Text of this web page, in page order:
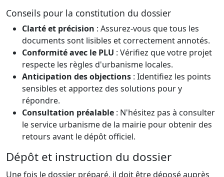
Conseils pour la constitution du dossier
Clarté et précision : Assurez-vous que tous les
documents sont lisibles et correctement annotés.
Conformité avec le PLU : Vérifiez que votre projet
respecte les règles d'urbanisme locales.
Anticipation des objections : Identifiez les points
sensibles et apportez des solutions pour y
répondre.
Consultation préalable : N'hésitez pas à consulter
le service urbanisme de la mairie pour obtenir des
retours avant le dépôt officiel.
Dépôt et instruction du dossier
Une fois le dossier préparé, il doit être déposé auprès